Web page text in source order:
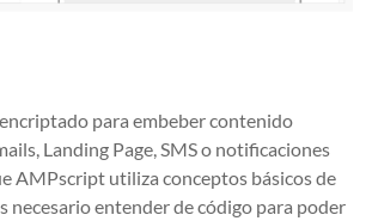
para embeber contenido
Landing Page, SMS o notificaciones
AMPscript utiliza conceptos básicos de
necesario entender de código para poder